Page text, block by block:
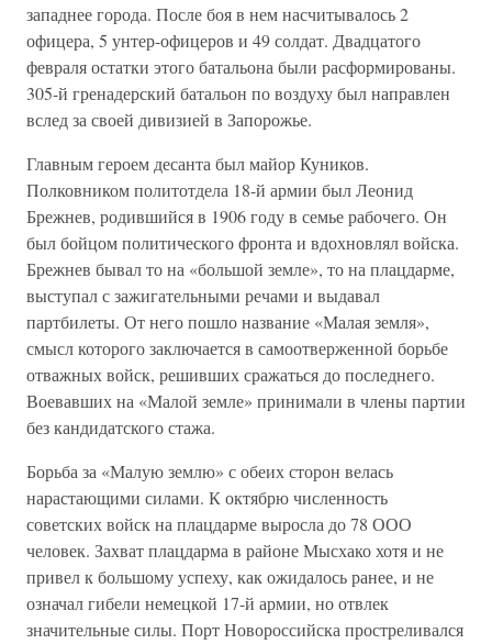
западнее города. После боя в нем насчитывалось 2
офицера, 5 унтер-офицеров и 49 солдат. Двадцатого
февраля остатки этого батальона были расформированы.
305-й гренадерский батальон по воздуху был направлен
вслед за своей дивизией в Запорожье.
Главным героем десанта был майор Куников.
Полковником политотдела 18-й армии был Леонид
Брежнев, родившийся в 1906 году в семье рабочего. Он
был бойцом политического фронта и вдохновлял войска.
Брежнев бывал то на «большой земле», то на плацдарме,
выступал с зажигательными речами и выдавал
партбилеты. От него пошло название «Малая земля»,
смысл которого заключается в самоотверженной борьбе
отважных войск, решивших сражаться до последнего.
Воевавших на «Малой земле» принимали в члены партии
без кандидатского стажа.
Борьба за «Малую землю» с обеих сторон велась
нарастающими силами. К октябрю численность
советских войск на плацдарме выросла до 78 ООО
человек. Захват плацдарма в районе Мысхако хотя и не
привел к большому успеху, как ожидалось ранее, и не
означал гибели немецкой 17-й армии, но отвлек
значительные силы. Порт Новороссийска простреливался